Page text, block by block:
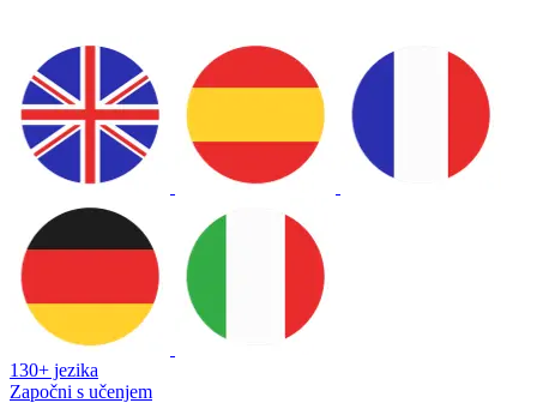
130+ jezika
Započni s učenjem